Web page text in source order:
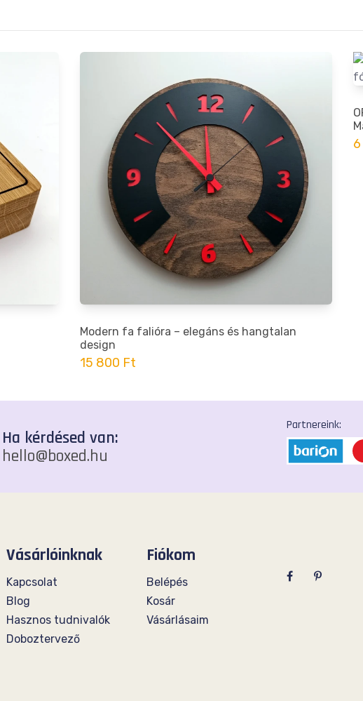
Modern fa falióra – elegáns és hangtalan
design
15 800 Ft
Ha kérdésed van:
hello@boxed.hu
Partnereink:
Vásárlóinknak
Kapcsolat
Blog
Hasznos tudnivalók
Doboztervező
Fiókom
Belépés
Kosár
Vásárlásaim